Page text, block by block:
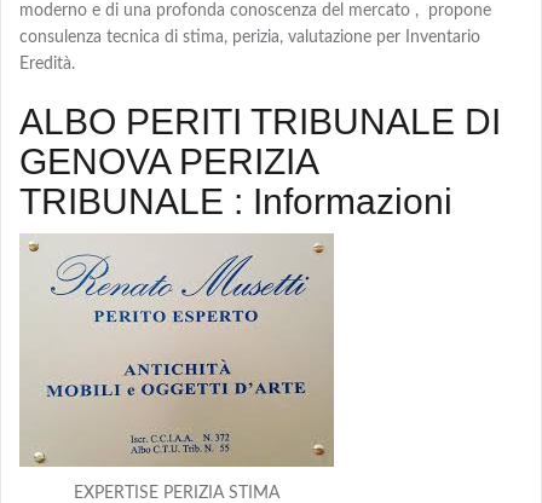
moderno e di una profonda conoscenza del mercato , propone
consulenza tecnica di stima, perizia, valutazione per Inventario
Eredità.
ALBO PERITI TRIBUNALE DI
GENOVA PERIZIA
TRIBUNALE : Informazioni
EXPERTISE PERIZIA STIMA